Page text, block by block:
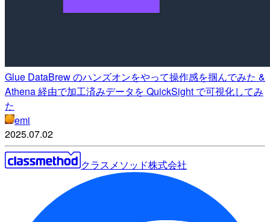
Glue DataBrew のハンズオンをやって操作感を掴んでみた &
Athena 経由で加工済みデータを QuickSight で可視化してみ
た
emi
2025.07.02
クラスメソッド株式会社